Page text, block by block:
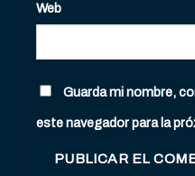
Web
Guarda mi nombre,
este navegador para la